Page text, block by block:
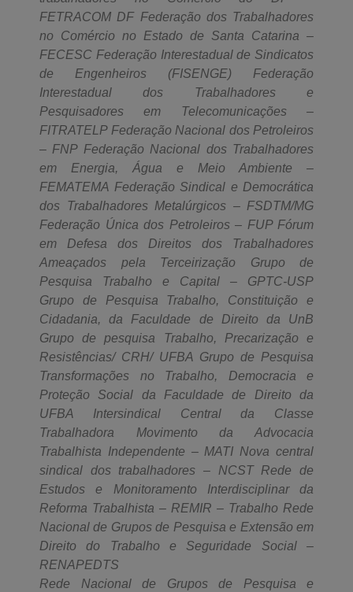
FETRACOM DF Federação dos Trabalhadores
no Comércio no Estado de Santa Catarina –
FECESC Federação Interestadual de Sindicatos
de Engenheiros (FISENGE) Federação
Interestadual dos Trabalhadores e
Pesquisadores em Telecomunicações –
FITRATELP Federação Nacional dos Petroleiros
– FNP Federação Nacional dos Trabalhadores
em Energia, Água e Meio Ambiente –
FEMATEMA Federação Sindical e Democrática
dos Trabalhadores Metalúrgicos – FSDTM/MG
Federação Única dos Petroleiros – FUP Fórum
em Defesa dos Direitos dos Trabalhadores
Ameaçados pela Terceirização Grupo de
Pesquisa Trabalho e Capital – GPTC-USP
Grupo de Pesquisa Trabalho, Constituição e
Cidadania, da Faculdade de Direito da UnB
Grupo de pesquisa Trabalho, Precarização e
Resistências/ CRH/ UFBA Grupo de Pesquisa
Transformações no Trabalho, Democracia e
Proteção Social da Faculdade de Direito da
UFBA Intersindical Central da Classe
Trabalhadora Movimento da Advocacia
Trabalhista Independente – MATI Nova central
sindical dos trabalhadores – NCST Rede de
Estudos e Monitoramento Interdisciplinar da
Reforma Trabalhista – REMIR – Trabalho Rede
Nacional de Grupos de Pesquisa e Extensão em
Direito do Trabalho e Seguridade Social –
RENAPEDTS
Rede Nacional de Grupos de Pesquisa e